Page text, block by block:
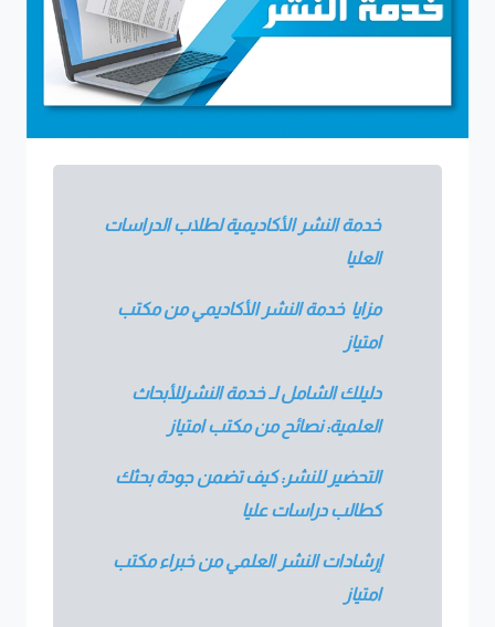
خدمة النشر الأكاديمية لطلاب الدراسات
العليا
مزايا خدمة النشر الأكاديمي من مكتب
امتياز
دليلك الشامل لـ خدمة النشرللأبحاث
العلمية: نصائح من مكتب امتياز
التحضير للنشر: كيف تضمن جودة بحثك
كطالب دراسات عليا
إرشادات النشر العلمي من خبراء مكتب
امتياز